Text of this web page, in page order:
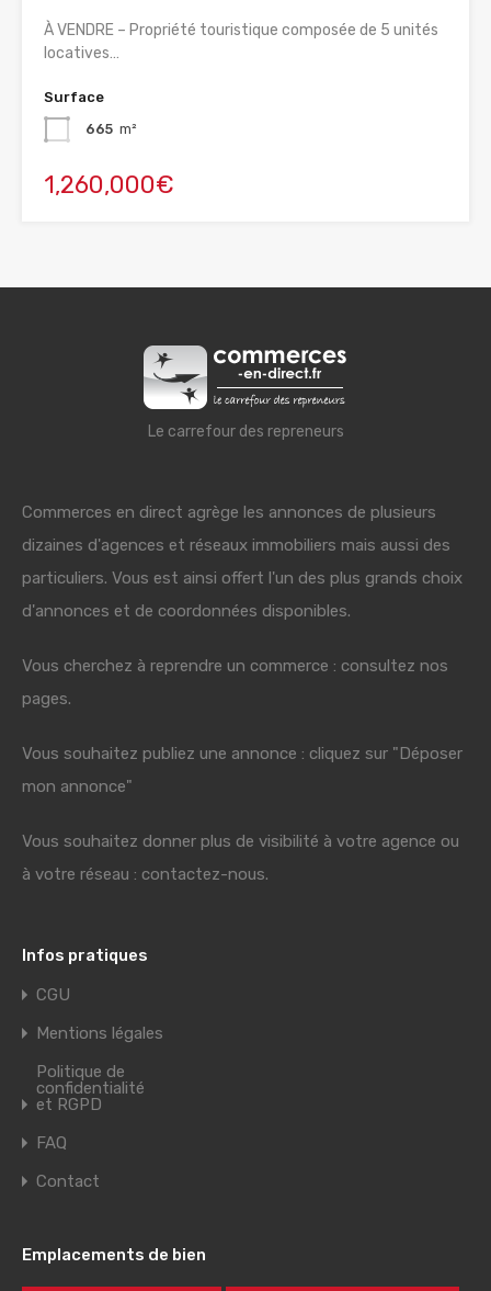
À VENDRE – Propriété touristique composée de 5 unités
locatives…
Surface
665 m²
1,260,000€
Le carrefour des repreneurs
Commerces en direct agrège les annonces de plusieurs
dizaines d'agences et réseaux immobiliers mais aussi des
particuliers. Vous est ainsi offert l'un des plus grands choix
d'annonces et de coordonnées disponibles.
Vous cherchez à reprendre un commerce : consultez nos
pages.
Vous souhaitez publiez une annonce : cliquez sur "Déposer
mon annonce"
Vous souhaitez donner plus de visibilité à votre agence ou
à votre réseau : contactez-nous.
Infos pratiques
CGU
Mentions légales
Politique de
confidentialité
et RGPD
FAQ
Contact
Emplacements de bien